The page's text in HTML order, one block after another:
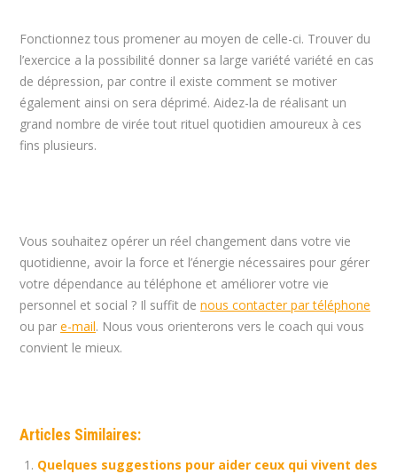
Fonctionnez tous promener au moyen de celle-ci. Trouver du
l’exercice a la possibilité donner sa large variété variété en cas
de dépression, par contre il existe comment se motiver
également ainsi on sera déprimé. Aidez-la de réalisant un
grand nombre de virée tout rituel quotidien amoureux à ces
fins plusieurs.
Vous souhaitez opérer un réel changement dans votre vie
quotidienne, avoir la force et l’énergie nécessaires pour gérer
votre dépendance au téléphone et améliorer votre vie
personnel et social ? Il suffit de nous contacter par téléphone
ou par e-mail. Nous vous orienterons vers le coach qui vous
convient le mieux.
Articles Similaires:
Quelques suggestions pour aider ceux qui vivent des